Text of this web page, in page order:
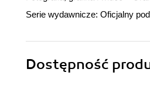
Serie wydawnicze: Oficjalny
Dostępność